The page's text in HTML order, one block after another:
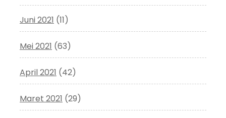
Juni 2021 (11)
Mei 2021 (63)
April 2021 (42)
Maret 2021 (29)